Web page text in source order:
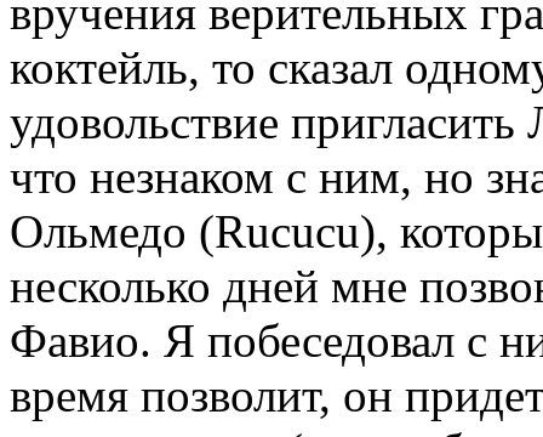
вручения верительных
коктейль, то сказал
удовольствие
что незнаком с ним, но
Ольмедо (Rucucu),
несколько дней мне
Фавио. Я побеседовал с
время позволит, он